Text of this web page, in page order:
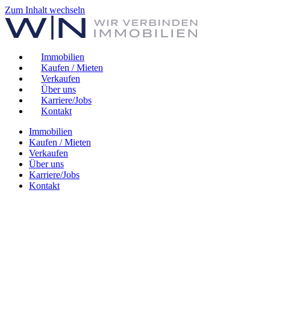
Zum Inhalt wechseln
Immobilien
Kaufen / Mieten
Verkaufen
Über uns
Karriere/Jobs
Kontakt
Immobilien
Kaufen / Mieten
Verkaufen
Über uns
Karriere/Jobs
Kontakt